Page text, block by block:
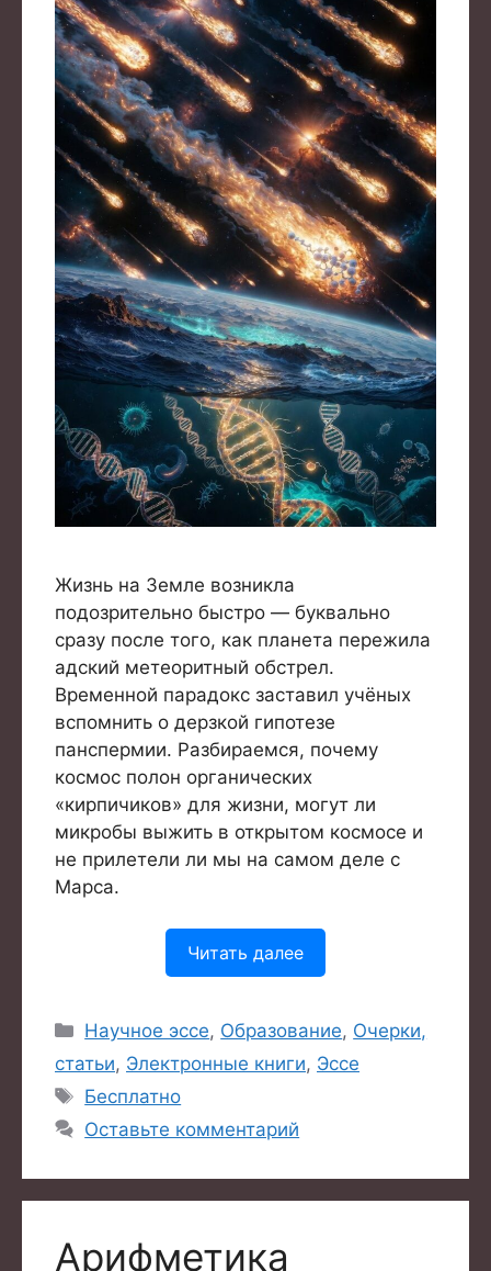
Жизнь на Земле возникла
подозрительно быстро — буквально
сразу после того, как планета пережила
адский метеоритный обстрел.
Временной парадокс заставил учёных
вспомнить о дерзкой гипотезе
панспермии. Разбираемся, почему
космос полон органических
«кирпичиков» для жизни, могут ли
микробы выжить в открытом космосе и
не прилетели ли мы на самом деле с
Марса.
Читать далее
Рубрики
Научное эссе, Образование, Очерки,
статьи, Электронные книги, Эссе
Метки
Бесплатно
Оставьте комментарий
Арифметика